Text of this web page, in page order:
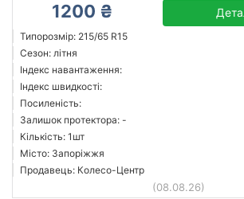
1200 ₴
Типорозмір: 215/65 R15
Сезон: літня
Індекс навантаження:
Індекс швидкості:
Посиленість:
Залишок протектора: -
Кількість: 1шт
Місто: Запоріжжя
Продавець: Колесо-Центр
(08.08.26)